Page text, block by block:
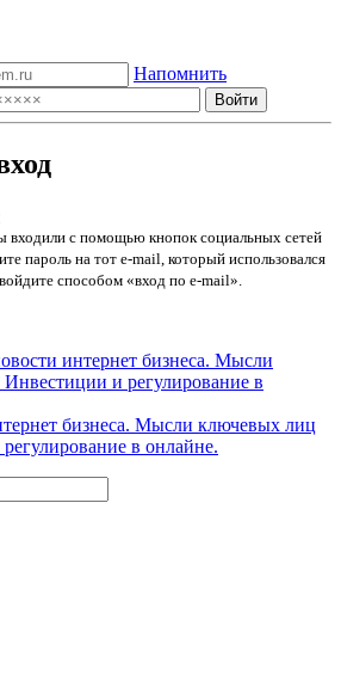
Напомнить
входили с помощью кнопок социальных сетей
пароль на тот e-mail, который использовался
способом «вход по e-mail».
бизнеса. Мысли ключевых лиц
в онлайне.